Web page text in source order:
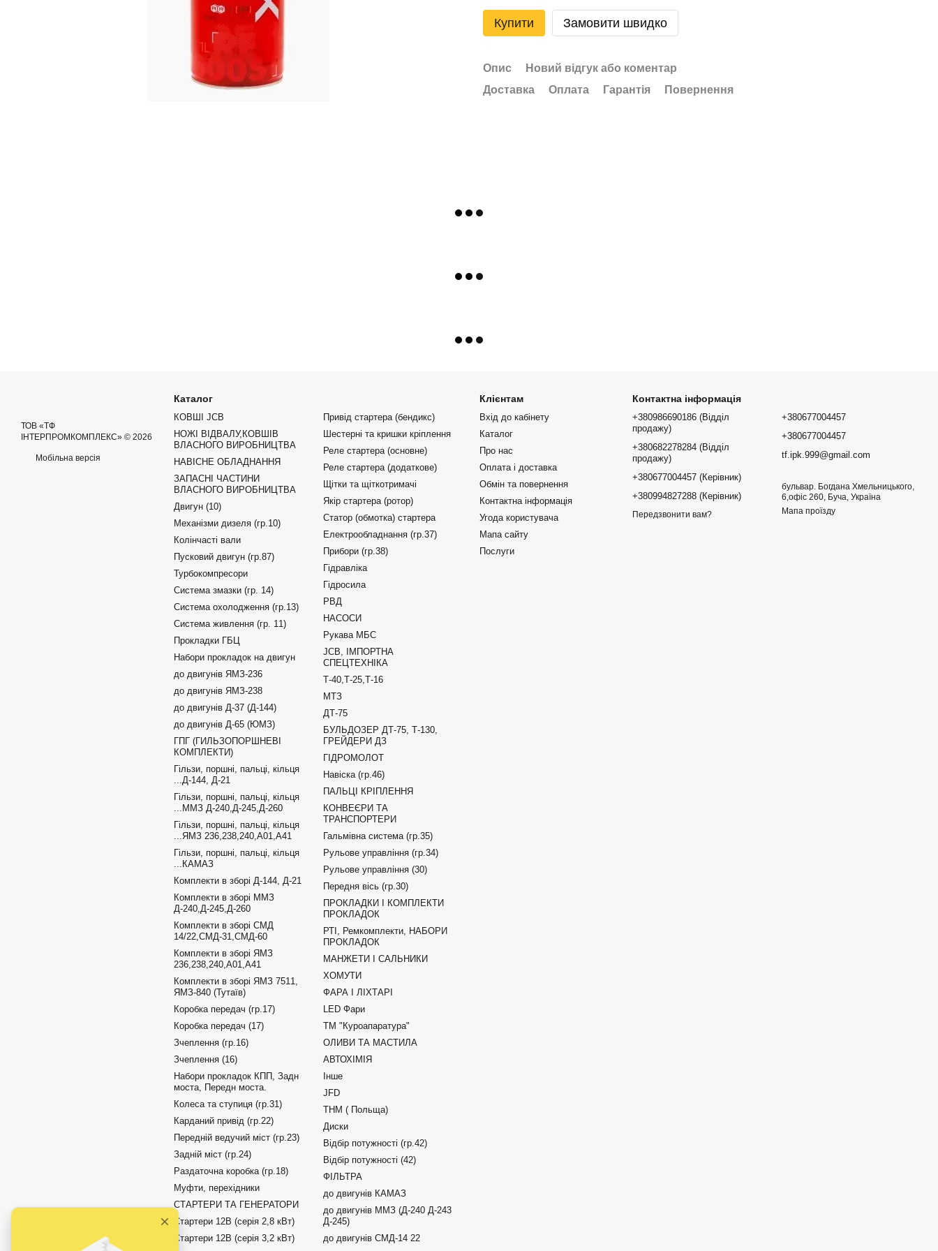
Купити Замовити швидко
Опис
Новий відгук або коментар
Доставка
Оплата Гарантія Повернення
ТОВ «ТФ
ІНТЕРПРОМКОМПЛЕКС» © 2026
Мобільна версія
Каталог
КОВШІ JCB
НОЖІ ВІДВАЛУ,КОВШІВ
ВЛАСНОГО ВИРОБНИЦТВА
НАВІСНЕ ОБЛАДНАННЯ
ЗАПАСНІ ЧАСТИНИ
ВЛАСНОГО ВИРОБНИЦТВА
Двигун (10)
Механізми дизеля (гр.10)
Колінчасті вали
Пусковий двигун (гр.87)
Турбокомпресори
Система змазки (гр. 14)
Система охолодження (гр.13)
Система живлення (гр. 11)
Прокладки ГБЦ
Набори прокладок на двигун
до двигунів ЯМЗ-236
до двигунів ЯМЗ-238
до двигунів Д-37 (Д-144)
до двигунів Д-65 (ЮМЗ)
ГПГ (ГИЛЬЗОПОРШНЕВІ
КОМПЛЕКТИ)
Гільзи, поршні, пальці, кільця
...Д-144, Д-21
Гільзи, поршні, пальці, кільця
...ММЗ Д-240,Д-245,Д-260
Гільзи, поршні, пальці, кільця
...ЯМЗ 236,238,240,А01,А41
Гільзи, поршні, пальці, кільця
...КАМАЗ
Комплекти в зборі Д-144, Д-21
Комплекти в зборі ММЗ
Д-240,Д-245,Д-260
Комплекти в зборі СМД
14/22,СМД-31,СМД-60
Комплекти в зборі ЯМЗ
236,238,240,А01,А41
Комплекти в зборі ЯМЗ 7511,
ЯМЗ-840 (Тутаїв)
Коробка передач (гр.17)
Коробка передач (17)
Зчеплення (гр.16)
Зчеплення (16)
Набори прокладок КПП, Задн
моста, Передн моста.
Колеса та ступиця (гр.31)
Карданий привід (гр.22)
Передній ведучий міст (гр.23)
Задній міст (гр.24)
Раздаточна коробка (гр.18)
Муфти, перехідники
СТАРТЕРИ ТА ГЕНЕРАТОРИ
Стартери 12В (серія 2,8 кВт)
Стартери 12В (серія 3,2 кВт)
Привід стартера (бендикс)
Шестерні та кришки кріплення
Реле стартера (основне)
Реле стартера (додаткове)
Щітки та щіткотримачі
Якір стартера (ротор)
Статор (обмотка) стартера
Електрообладнання (гр.37)
Прибори (гр.38)
Гідравліка
Гідросила
РВД
НАСОСИ
Рукава МБС
JCB, ІМПОРТНА
СПЕЦТЕХНІКА
Т-40,Т-25,Т-16
МТЗ
ДТ-75
БУЛЬДОЗЕР ДТ-75, Т-130,
ГРЕЙДЕРИ ДЗ
ГІДРОМОЛОТ
Навіска (гр.46)
ПАЛЬЦІ КРІПЛЕННЯ
КОНВЕЄРИ ТА
ТРАНСПОРТЕРИ
Гальмівна система (гр.35)
Рульове управління (гр.34)
Рульове управління (30)
Передня вісь (гр.30)
ПРОКЛАДКИ І КОМПЛЕКТИ
ПРОКЛАДОК
РТІ, Ремкомплекти, НАБОРИ
ПРОКЛАДОК
МАНЖЕТИ І САЛЬНИКИ
ХОМУТИ
ФАРА І ЛІХТАРІ
LED Фари
ТМ "Куроапаратура"
ОЛИВИ ТА МАСТИЛА
АВТОХІМІЯ
Інше
JFD
ТНМ ( Польща)
Диски
Відбір потужності (гр.42)
Відбір потужності (42)
ФІЛЬТРА
до двигунів КАМАЗ
до двигунів ММЗ (Д-240 Д-243
Д-245)
до двигунів СМД-14 22
Клієнтам
Вхід до кабінету
Каталог
Про нас
Оплата і доставка
Обмін та повернення
Контактна інформація
Угода користувача
Мапа сайту
Послуги
Контактна інформація
+380986690186 (Відділ
продажу)
+380682278284 (Відділ
продажу)
+380677004457 (Керівник)
+380994827288 (Керівник)
Передзвонити вам?
+380677004457
+380677004457
tf.ipk.999@gmail.com
бульвар. Богдана Хмельницького,
6,офіс 260, Буча, Україна
Мапа проїзду